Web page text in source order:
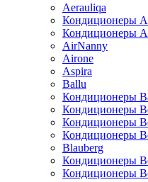
Aerauliqa
Кондиционеры
Кондиционеры
AirNanny
Airone
Aspira
Ballu
Кондиционеры
Кондиционеры
Кондиционеры
Кондиционеры
Blauberg
Кондиционеры
Кондиционеры